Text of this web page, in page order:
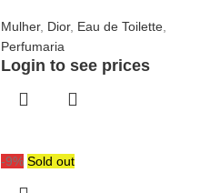
Mulher, Dior, Eau de Toilette
Perfumaria
Login to see prices
-9% Sold out